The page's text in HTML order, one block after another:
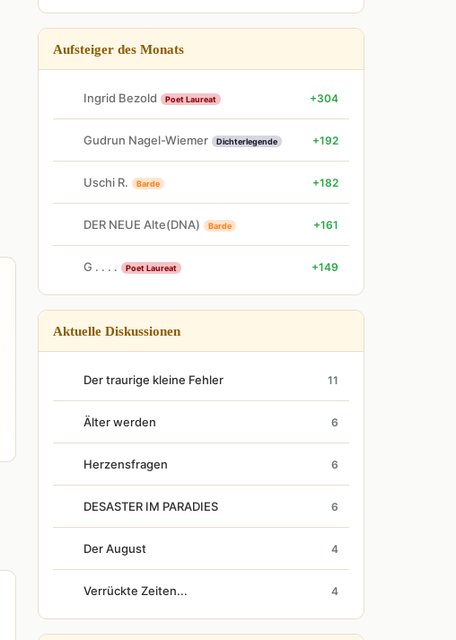
Aufsteiger des Monats
Ingrid Bezold Poet Laureat +304
Gudrun Nagel-Wiemer Dichterlegende +192
Uschi R. Barde +182
DER NEUE Alte(DNA) Barde +161
G . . . . Poet Laureat +149
Aktuelle Diskussionen
Der traurige kleine Fehler 11
Älter werden 6
Herzensfragen 6
DESASTER IM PARADIES 6
Der August 4
Verrückte Zeiten... 4